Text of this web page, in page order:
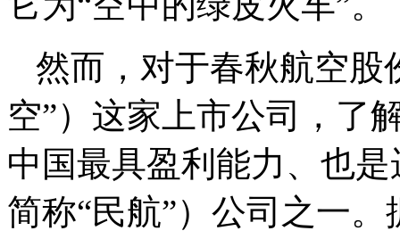
然而，对于春秋航空股
空”）这家上市公司，了
中国最具盈利能力、也
简称“民航”）公司之一